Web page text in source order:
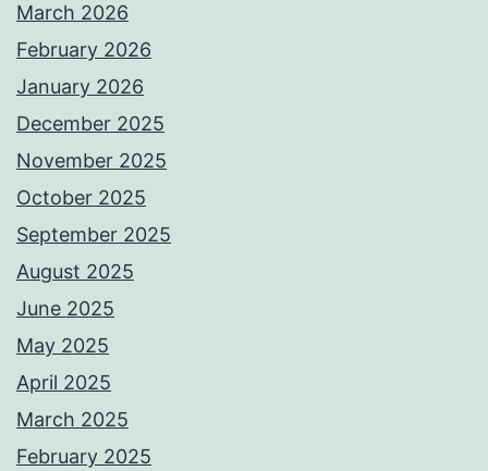
March 2026
February 2026
January 2026
December 2025
November 2025
October 2025
September 2025
August 2025
June 2025
May 2025
April 2025
March 2025
February 2025